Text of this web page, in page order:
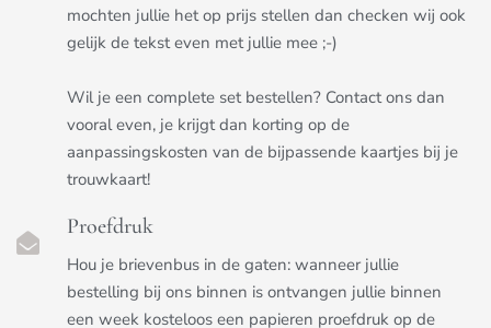
mochten jullie het op prijs stellen dan checken wij ook
gelijk de tekst even met jullie mee ;-)
Wil je een complete set bestellen? Contact ons dan
vooral even, je krijgt dan korting op de
aanpassingskosten van de bijpassende kaartjes bij je
trouwkaart!
Proefdruk
Hou je brievenbus in de gaten: wanneer jullie
bestelling bij ons binnen is ontvangen jullie binnen
een week kosteloos een papieren proefdruk op de